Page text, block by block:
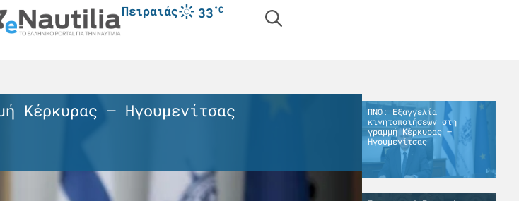
Πειραιάς 33°C
το νέο ταχύπλοο MAGIC 5 (video)
Πώς το
φορτωμένο
5.08.2026
ΠΝΟ: Εξαγγελία
κινητοποιήσεων στη
γραμμή Κέρκυρας –
Ηγουμενίτσας